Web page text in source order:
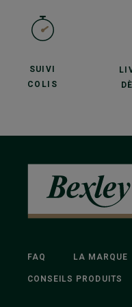
SUIVI
COLIS
FAQ LA MARQUE
CONSEILS PRODUITS